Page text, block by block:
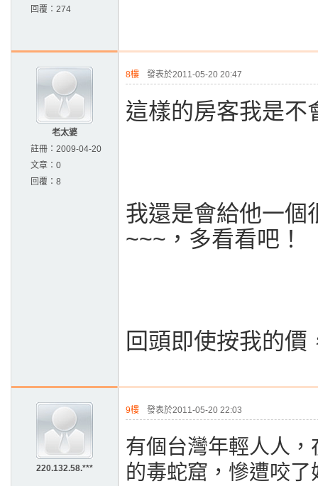
回覆： 274
老太婆
註冊： 2009-04-20
文章： 0
回覆： 8
8樓 發表於2011-05-20 20:47
這樣的房客我是不
我還是會給他一個
~~~，多看看吧！
回頭即使按我的
220.132.58.***
9樓 發表於2011-05-20 22:03
有個台灣年輕人人
的毒蛇窟，慘遭咬